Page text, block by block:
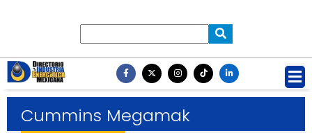
Cummins Megamak